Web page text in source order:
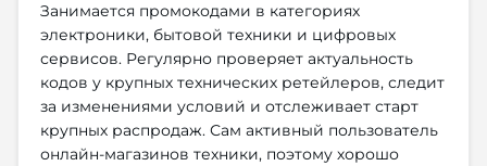
Занимается промокодами в категориях
электроники, бытовой техники и цифровых
сервисов. Регулярно проверяет актуальность
кодов у крупных технических ретейлеров, следит
за изменениями условий и отслеживает старт
крупных распродаж. Сам активный пользователь
онлайн-магазинов техники, поэтому хорошо